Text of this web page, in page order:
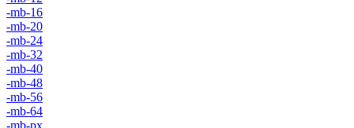
-mb-16
-mb-20
-mb-24
-mb-32
-mb-40
-mb-48
-mb-56
-mb-64
-mb-px